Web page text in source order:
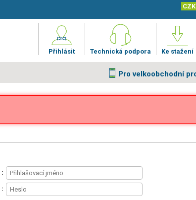
CZK
Ke stažení
Technická podpora
Přihlásit
Pro velkoobchodní